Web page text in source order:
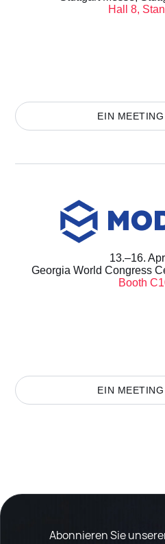
Hall 8,
EIN
13.–16.
Georgia World Congress
Booth
EIN
Abonnieren Sie